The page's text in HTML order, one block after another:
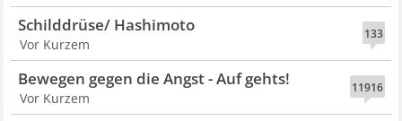
133
Schilddrüse/ Hashimoto
Vor Kurzem
11916
Bewegen gegen die Angst - Auf gehts!
Vor Kurzem